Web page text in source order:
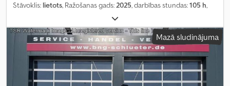
Stāvoklis: lietots, Ražošanas gads:2025, darbības stundas:105 h,
Mazā sludinājuma